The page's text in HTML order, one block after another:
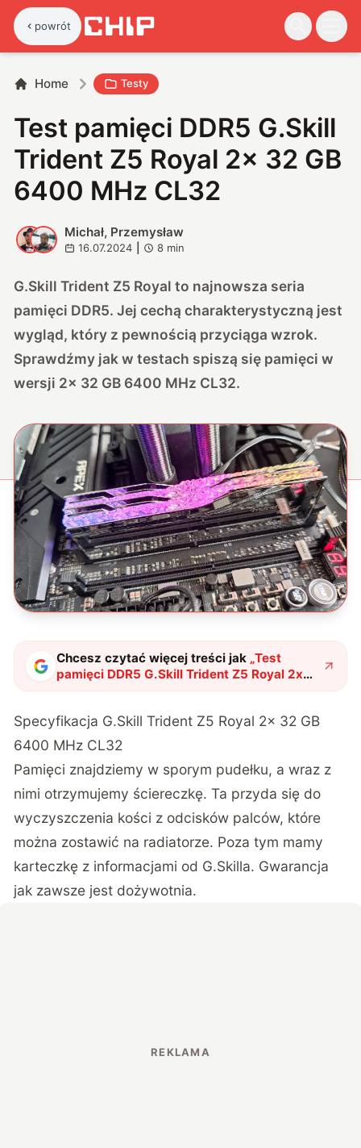
powrót
Home Testy
Test pamięci DDR5 G.Skill
Trident Z5 Royal 2x 32 GB
6400 MHz CL32
M P
Michał, Przemysław
16.07.2024 8 min
G.Skill Trident Z5 Royal to najnowsza seria
pamięci DDR5. Jej cechą charakterystyczną jest
wygląd, który z pewnością przyciąga wzrok.
Sprawdźmy jak w testach spiszą się pamięci w
wersji 2x 32 GB 6400 MHz CL32.
Chcesz czytać więcej treści jak „Test
pamięci DDR5 G.Skill Trident Z5 Royal 2x
32 GB 6400 MHz CL32"?
Specyfikacja G.Skill Trident Z5 Royal 2x 32 GB
6400 MHz CL32
Pamięci znajdziemy w sporym pudełku, a wraz z
nimi otrzymujemy ściereczkę. Ta przyda się do
wyczyszczenia kości z odcisków palców, które
można zostawić na radiatorze. Poza tym mamy
karteczkę z informacjami od G.Skilla. Gwarancja
jak zawsze jest dożywotnia.